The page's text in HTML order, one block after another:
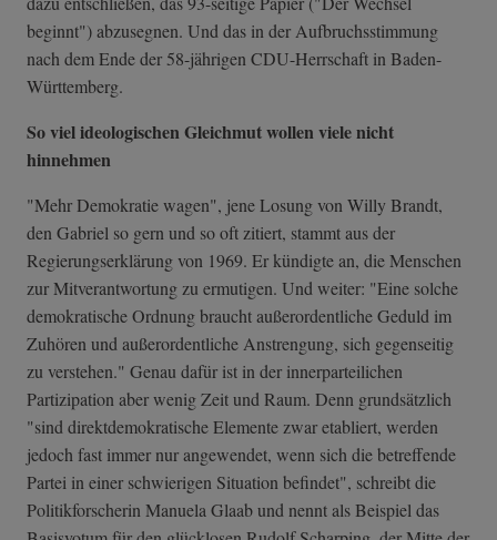
beginnt") abzusegnen. Und das in der Aufbruchsstimmung
nach dem Ende der 58-jährigen CDU-Herrschaft in Baden-
Württemberg.
So viel ideologischen Gleichmut wollen viele nicht
hinnehmen
"Mehr Demokratie wagen", jene Losung von Willy Brandt,
den Gabriel so gern und so oft zitiert, stammt aus der
Regierungserklärung von 1969. Er kündigte an, die Menschen
zur Mitverantwortung zu ermutigen. Und weiter: "Eine solche
demokratische Ordnung braucht außerordentliche Geduld im
Zuhören und außerordentliche Anstrengung, sich gegenseitig
zu verstehen." Genau dafür ist in der innerparteilichen
Partizipation aber wenig Zeit und Raum. Denn grundsätzlich
"sind direktdemokratische Elemente zwar etabliert, werden
jedoch fast immer nur angewendet, wenn sich die betreffende
Partei in einer schwierigen Situation befindet", schreibt die
Politikforscherin Manuela Glaab und nennt als Beispiel das